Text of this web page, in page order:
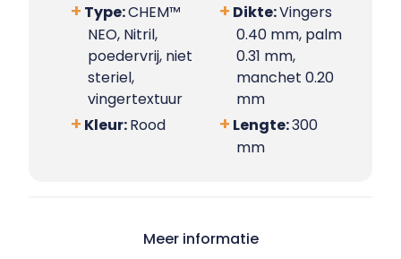
Type:CHEM™
NEO, Nitril,
poedervrij, niet
steriel,
vingertextuur
Kleur:Rood
Dikte:Vingers
0.40 mm, palm
0.31 mm,
manchet 0.20
mm
Lengte:300
mm
Meer informatie